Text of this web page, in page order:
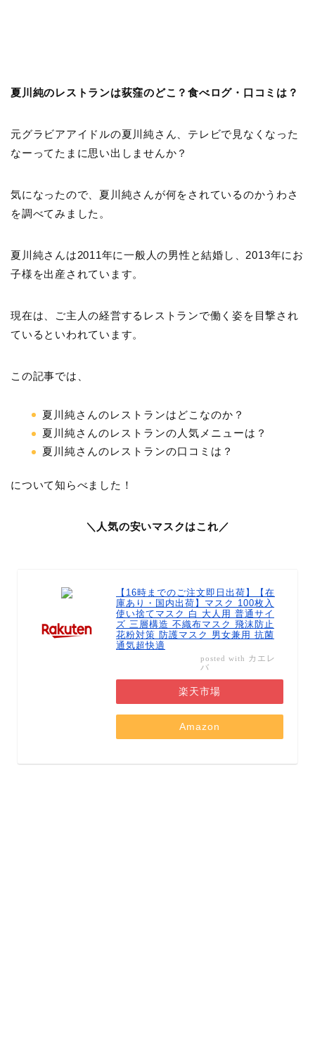
夏川純のレストランは荻窪のどこ？食べログ・口コミは？
元グラビアアイドルの夏川純さん、テレビで見なくなった
なーってたまに思い出しませんか？
気になったので、夏川純さんが何をされているのかうわさ
を調べてみました。
夏川純さんは2011年に一般人の男性と結婚し、2013年にお
子様を出産されています。
現在は、ご主人の経営するレストランで働く姿を目撃され
ているといわれています。
この記事では、
夏川純さんのレストランはどこなのか？
夏川純さんのレストランの人気メニューは？
夏川純さんのレストランの口コミは？
について知らべました！
＼人気の安いマスクはこれ／
【16時までのご注文即日出荷】【在
庫あり・国内出荷】マスク 100枚入
使い捨てマスク 白 大人用 普通サイ
ズ 三層構造 不織布マスク 飛沫防止
花粉対策 防護マスク 男女兼用 抗菌
通気超快適
posted with カエレ
バ
楽天市場
Amazon